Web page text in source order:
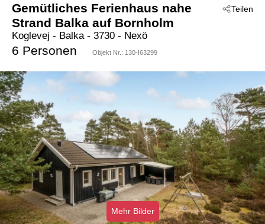
Teilen
Gemütliches Ferienhaus nahe
Strand Balka auf Bornholm
Koglevej - Balka - 3730 - Nexö
6 Personen Objekt Nr.: 130-I63299
Mehr Bilder